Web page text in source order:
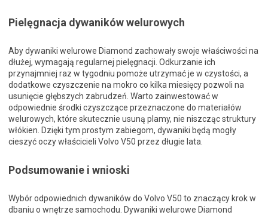
Pielęgnacja dywaników welurowych
Aby dywaniki welurowe Diamond zachowały swoje właściwości na
dłużej, wymagają regularnej pielęgnacji. Odkurzanie ich
przynajmniej raz w tygodniu pomoże utrzymać je w czystości, a
dodatkowe czyszczenie na mokro co kilka miesięcy pozwoli na
usunięcie głębszych zabrudzeń. Warto zainwestować w
odpowiednie środki czyszczące przeznaczone do materiałów
welurowych, które skutecznie usuną plamy, nie niszcząc struktury
włókien. Dzięki tym prostym zabiegom, dywaniki będą mogły
cieszyć oczy właścicieli Volvo V50 przez długie lata.
Podsumowanie i wnioski
Wybór odpowiednich dywaników do Volvo V50 to znaczący krok w
dbaniu o wnętrze samochodu. Dywaniki welurowe Diamond